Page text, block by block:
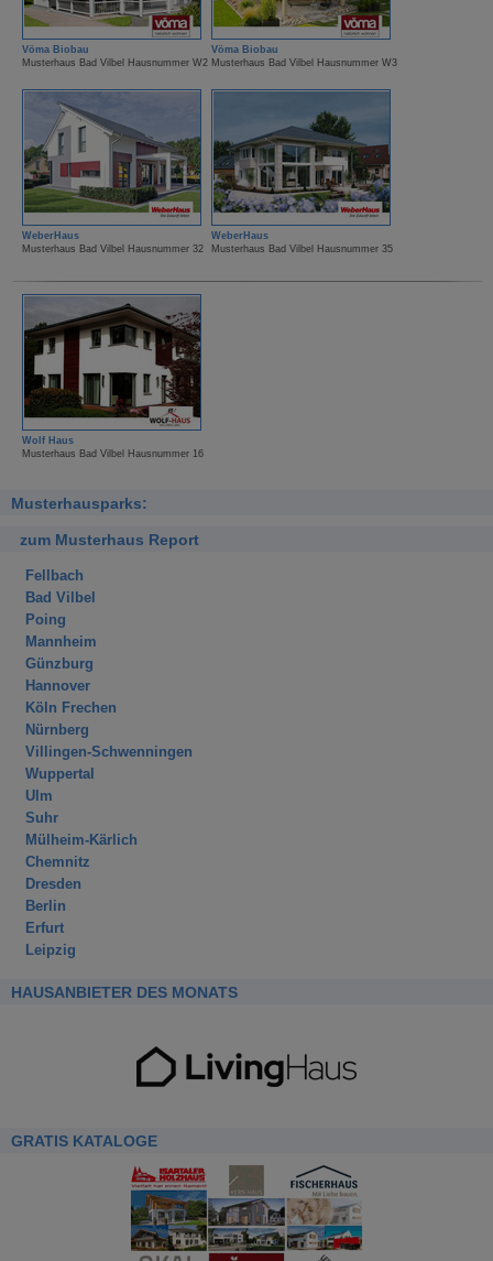
Vöma Biobau
Musterhaus Bad Vilbel Hausnummer W2
Vöma Biobau
Musterhaus Bad Vilbel Hausnummer W3
WeberHaus
Musterhaus Bad Vilbel Hausnummer 32
WeberHaus
Musterhaus Bad Vilbel Hausnummer 35
Wolf Haus
Musterhaus Bad Vilbel Hausnummer 16
Musterhausparks:
zum Musterhaus Report
Fellbach
Bad Vilbel
Poing
Mannheim
Günzburg
Hannover
Köln Frechen
Nürnberg
Villingen-Schwenningen
Wuppertal
Ulm
Suhr
Mülheim-Kärlich
Chemnitz
Dresden
Berlin
Erfurt
Leipzig
HAUSANBIETER DES MONATS
GRATIS KATALOGE